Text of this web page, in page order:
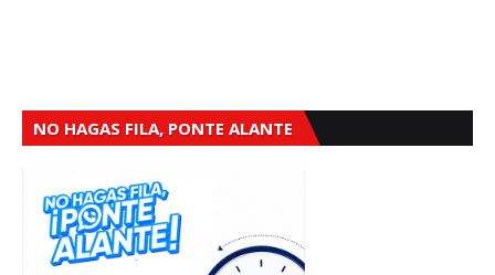
NO HAGAS FILA, PONTE ALANTE